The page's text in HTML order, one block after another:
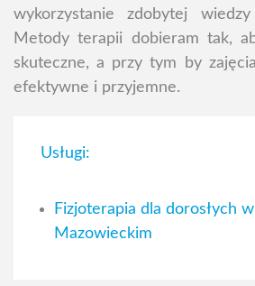
wykorzystanie zdobytej
Metody terapii dobieram tak,
skuteczne, a przy tym by
efektywne i przyjemne.
Usługi:
Fizjoterapia dla dorosłych
Mazowieckim